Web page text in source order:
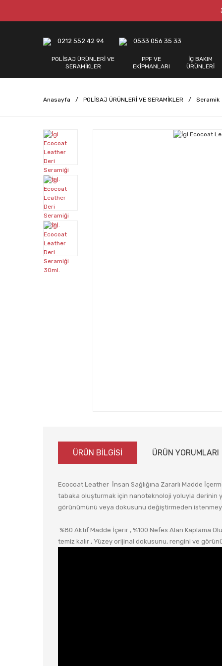
0212 552 42 94 0533 056 35 33
POLİSAJ ÜRÜNLERİ VE
SERAMİKLER
PPF VE
EKİPMANLARI
İÇ BAKIM
ÜRÜNLERİ
Anasayfa POLİSAJ ÜRÜNLERİ VE SERAMİKLER Seramik
ÜRÜN BİLGİSİ ÜRÜN YORUMLARI
Ecocoat Leather İnsan Sağlığına Zararlı Madde
tabaka oluşturmak için nanoteknoloji yoluyla derinin
görünümünü veya dokusunu değiştirmeden
%80 Aktif Madde İçerir , %100 Nefes Alan Kaplama
temiz kalır , Yüzey orijinal dokusunu, rengini ve